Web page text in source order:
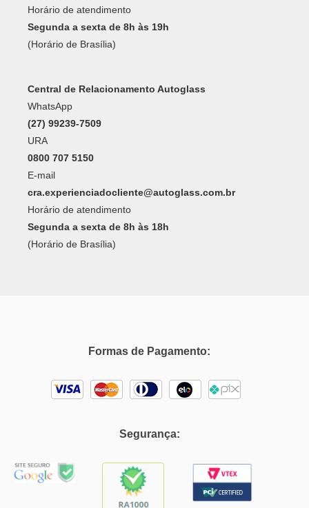
Horário de atendimento
Segunda a sexta de 8h às 19h
(Horário de Brasília)
Central de Relacionamento Autoglass
WhatsApp
(27) 99239-7509
URA
0800 707 5150
E-mail
cra.experienciadocliente@autoglass.com.br
Horário de atendimento
Segunda a sexta de 8h às 18h
(Horário de Brasília)
Formas de Pagamento:
Segurança: